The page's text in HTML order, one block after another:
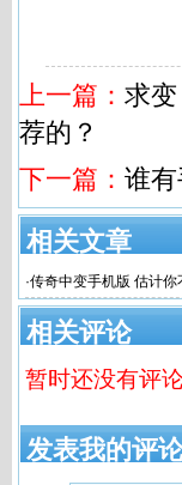
上一篇： 求
荐的？
下一篇： 谁
相关文章
·传奇中变手机版 估计
相关评论
暂时还没有评论
发表我的评